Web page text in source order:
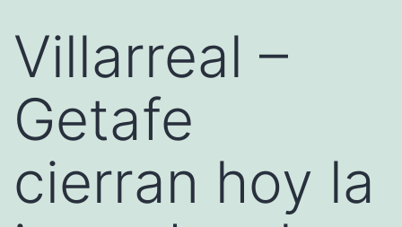
Villarreal –
Getafe
cierran hoy la